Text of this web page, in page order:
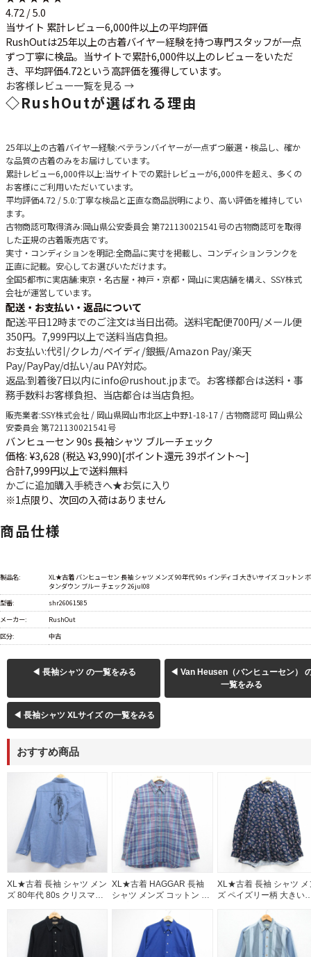
4.72 / 5.0
当サイト 累計レビュー6,000件以上の平均評価
RushOutは25年以上の古着バイヤー経験を持つ専門スタッフが一点
ずつ丁寧に検品。当サイトで累計6,000件以上のレビューをいただ
き、平均評価4.72という高評価を獲得しています。
お客様レビュー一覧を見る →
◇RushOutが選ばれる理由
25年以上の古着バイヤー経験:ベテランバイヤーが一点ずつ厳選・検品し、確か
な品質の古着のみをお届けしています。
累計レビュー6,000件以上:当サイトでの累計レビューが6,000件を超え、多くの
お客様にご利用いただいています。
平均評価4.72 / 5.0:丁寧な検品と正直な商品説明により、高い評価を維持してい
ます。
古物商認可取得済み:岡山県公安委員会 第721130021541号の古物商認可を取得
した正規の古着販売店です。
実寸・コンディションを明記:全商品に実寸を掲載し、コンディションランクを
正直に記載。安心してお選びいただけます。
全国5都市に実店舗:東京・名古屋・神戸・京都・岡山に実店舗を構え、SSY株式
会社が運営しています。
配送・お支払い・返品について
配送:平日12時までのご注文は当日出荷。送料宅配便700円/メール便
350円。 7,999円以上で送料当店負担。
お支払い:代引/クレカ/ペイディ/銀振/Amazon Pay/楽天
Pay/PayPay/d払い/au PAY対応。
返品:到着後7日以内にinfo@rushout.jpまで。お客様都合は送料・事
務手数料お客様負担、当店都合は当店負担。
販売業者:SSY株式会社 / 岡山県岡山市北区上中野1-18-17 / 古物商認可 岡山県公
安委員会 第721130021541号
バンヒューセン 90s 長袖シャツ ブルーチェック
価格: ¥3,628 (税込 ¥3,990)[ポイント還元 39ポイント～]
合計7,999円以上で送料無料
かごに追加購入手続きへ★お気に入り
※1点限り、次回の入荷はありません
商品仕様
製品名:
XL★古着 バンヒューセン 長袖 シャツ メンズ 90年代 90s インディゴ 大きいサイズ コットン ボ
タンダウン ブルー チェック 26jul08
型番:
shr26061585
メーカー:
RushOut
区分:
中古
◀ 長袖シャツ の一覧をみる
◀ Van Heusen（バンヒューセン）
一覧をみる
◀ 長袖シャツ XLサイズ の一覧をみる
おすすめ商品
XL★古着 長袖 シャツ メン
ズ 80年代 80s クリスマス
USA製 ライトブルー
26jul30
XL★古着 HAGGAR 長袖
シャツ メンズ コットン パ
XL★古着 長袖 シャツ メ
ズ ペイズリー柄 大きい
イビー 26aug06